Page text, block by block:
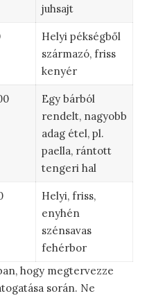
juhsajt
Helyi pékségből
származó, friss
kenyér
Egy bárból
rendelt, nagyobb
adag étel, pl.
paella, rántott
tengeri hal
Helyi, friss,
enyhén
szénsavas
fehérbor
hogy megtervezze
során. Ne